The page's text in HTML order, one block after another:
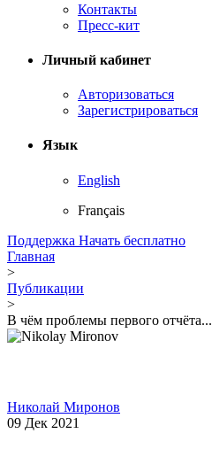
Контакты
Пресс-кит
Личный кабинет
Авторизоваться
Зарегистрироваться
Язык
English
Français
Поддержка Начать бесплатно
Главная
>
Публикации
>
В чём проблемы первого отчёта...
Николай Миронов
09 Дек 2021